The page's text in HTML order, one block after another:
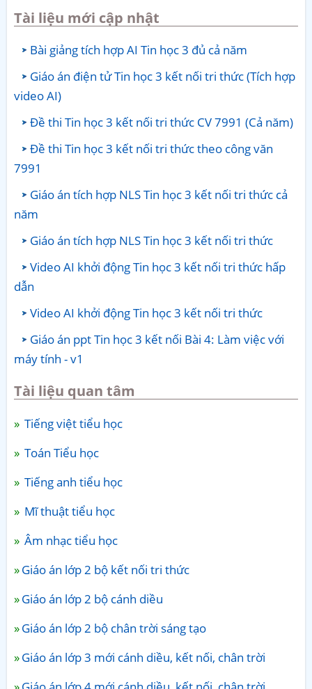
Tài liệu mới cập nhật
Bài giảng tích hợp AI Tin học 3 đủ cả năm
Giáo án điện tử Tin học 3 kết nối tri thức (Tích hợp
video AI)
Đề thi Tin học 3 kết nối tri thức CV 7991 (Cả năm)
Đề thi Tin học 3 kết nối tri thức theo công văn
7991
Giáo án tích hợp NLS Tin học 3 kết nối tri thức cả
năm
Giáo án tích hợp NLS Tin học 3 kết nối tri thức
Video AI khởi động Tin học 3 kết nối tri thức hấp
dẫn
Video AI khởi động Tin học 3 kết nối tri thức
Giáo án ppt Tin học 3 kết nối Bài 4: Làm việc với
máy tính - v1
Tài liệu quan tâm
Tiếng việt tiểu học
Toán Tiểu học
Tiếng anh tiểu học
Mĩ thuật tiểu học
Âm nhạc tiểu học
Giáo án lớp 2 bộ kết nối tri thức
Giáo án lớp 2 bộ cánh diều
Giáo án lớp 2 bộ chân trời sáng tạo
Giáo án lớp 3 mới cánh diều, kết nối, chân trời